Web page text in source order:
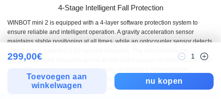
4-Stage Intelligent Fall Protection
WINBOT mini 2 is equipped with a 4-layer software protection system to
ensure reliable and intelligent operation. A gravity acceleration sensor
maintains stable positioning at all times, while an optocoupler sensor detects
navigates around obstacles as low as mm and escapes confined spaces with
responds within 0.04 seconds, instantly restoring and maintaining constant
suction power for continuous safe adhesion.
299,00€ 1
Toevoegen aan
winkelwagen
nu kopen